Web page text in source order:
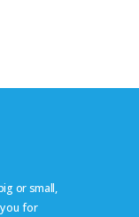
or small,
for